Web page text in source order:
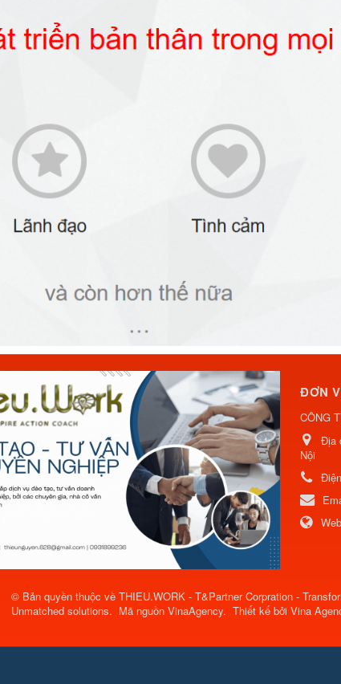
ĐƠN
CÔNG
Địa
Nội
© Bản quyền thuộc về THIEU.WORK - T&Partner Corpration -
Unmatched solutions. Mã nguồn VinaAgency. Thiết kế bởi Vina